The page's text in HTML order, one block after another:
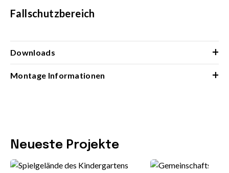
Fallschutzbereich
Downloads +
Montage Informationen +
Neueste Projekte